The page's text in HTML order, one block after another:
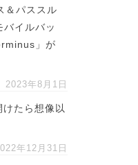
＆パススル
バイルバッ
」が
2023年8月1日
たら想像以
年12月31日